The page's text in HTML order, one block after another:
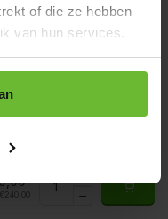
of die ze hebben
van hun services.
€5,50
€240,00